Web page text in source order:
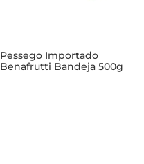
Pessego Importado
Benafrutti Bandeja 500g